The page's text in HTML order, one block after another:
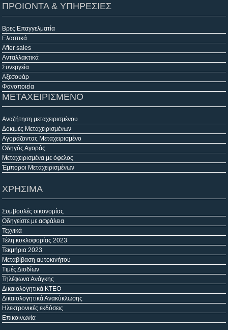
ΠΡΟΙΟΝΤΑ & ΥΠΗΡΕΣΙΕΣ
Βρες Επαγγελματία
Ελαστικά
After sales
Ανταλλακτικά
Συνεργεία
Αξεσουάρ
Φανοποιεία
ΜΕΤΑΧΕΙΡΙΣΜΕΝΟ
Αναζήτηση μεταχειρισμένου
Δοκιμές Μεταχειρισμένων
Αγοράζοντας Μεταχειρισμένο
Οδηγός Αγοράς
Μεταχειρισμένα με όφελος
Έμποροι Μεταχειρισμένων
ΧΡΗΣΙΜΑ
Συμβουλές οικονομίας
Οδηγείστε με ασφάλεια
Τεχνικά
Τέλη κυκλοφορίας 2023
Τεκμήρια 2023
Μεταβίβαση αυτοκινήτου
Τιμές Διοδίων
Τηλέφωνα Ανάγκης
Δικαιολογητικά ΚΤΕΟ
Δικαιολογητικά Ανακύκλωσης
Ηλεκτρονικές εκδόσεις
Επικοινωνία